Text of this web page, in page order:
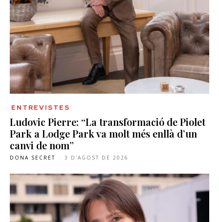
ENTREVISTES
Ludovic Pierre: “La transformació de Piolet
Park a Lodge Park va molt més enllà d’un
canvi de nom”
DONA SECRET - 3 D'AGOST DE 2026